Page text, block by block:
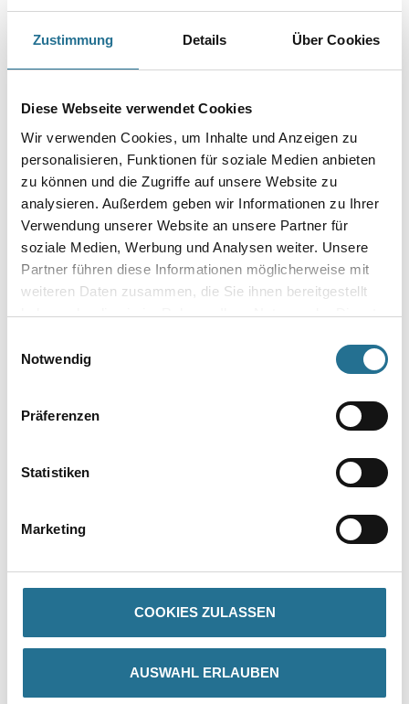
Zustimmung Details Über Cookies
Diese Webseite verwendet Cookies
Wir verwenden Cookies, um Inhalte und Anzeigen zu
personalisieren, Funktionen für soziale Medien anbieten
zu können und die Zugriffe auf unsere Website zu
analysieren. Außerdem geben wir Informationen zu Ihrer
Verwendung unserer Website an unsere Partner für
soziale Medien, Werbung und Analysen weiter. Unsere
Partner führen diese Informationen möglicherweise mit
weiteren Daten zusammen, die Sie ihnen bereitgestellt
haben oder die sie im Rahmen Ihrer Nutzung der Dienste
Notwendig
Präferenzen
Statistiken
Marketing
COOKIES ZULASSEN
AUSWAHL ERLAUBEN
Umrechnungsfaktoren
NMC Adefix Kleber 310ml Kleber/Spachtelmasse
3002-000812
Bitte einloggen, um Preise zu sehen